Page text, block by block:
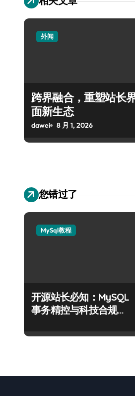
外闻
跨界融合，重塑站长
面新生态
dawei 8 月 1, 2026
您错过了
MySql教程
开源站长必知：MySQL
事务精控与科技合规风